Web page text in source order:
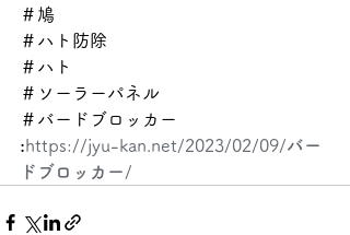
＃鳩
＃ハト防除
＃ハト
＃ソーラーパネル
＃バードブロッカー
:https://jyu-kan.net/2023/02/09/バー
ドブロッカー/